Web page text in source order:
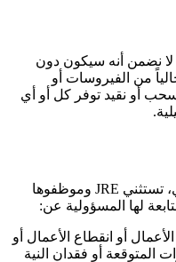
لا نضمن أنه سيكون دون
من الفيروسات أو
أو نقيد توفر كل أو أي
في أقصى حد يسمح به القانون الساري، تستثني JRE وموظفوها
لها المسؤولية عن:
أو انقطاع الأعمال أو
المتوقعة أو فقدان النية